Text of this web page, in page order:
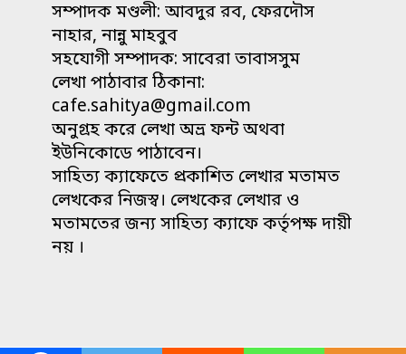
সম্পাদক মণ্ডলী: আবদুর রব, ফেরদৌস
নাহার, নান্নু মাহবুব
সহযোগী সম্পাদক: সাবেরা তাবাসসুম
লেখা পাঠাবার ঠিকানা:
cafe.sahitya@gmail.com
অনুগ্রহ করে লেখা অভ্র ফন্ট অথবা
ইউনিকোডে পাঠাবেন।
সাহিত্য ক্যাফেতে প্রকাশিত লেখার মতামত
লেখকের নিজস্ব। লেখকের লেখার ও
মতামতের জন্য সাহিত্য ক্যাফে কর্তৃপক্ষ দায়ী
নয় ।